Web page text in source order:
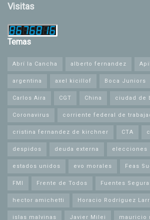
Visitas
Temas
Abrí la Cancha alberto fernandez
argentina axel kicillof Boca Juniors
Carlos Aira CGT China ciudad de
Coronavirus corriente federal de
cristina fernandez de kirchner CTA
despidos deuda externa elecciones
estados unidos evo morales Feas
FMI Frente de Todos Fuentes
hector amichetti Horacio Rodríguez
islas malvinas Javier Milei mauricio